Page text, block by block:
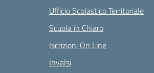
Ufficio Scolastico Territoriale
Scuola in Chiaro
Iscrizioni On Line
Invalsi